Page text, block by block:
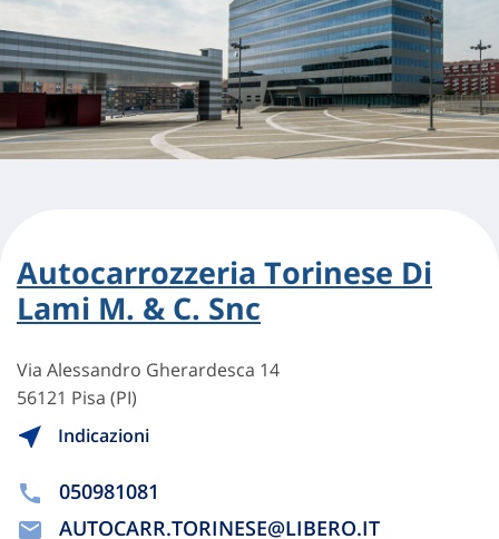
Autocarrozzeria Torinese Di
Lami M. & C. Snc
Via Alessandro Gherardesca 14
56121 Pisa (PI)
Indicazioni
050981081
AUTOCARR.TORINESE@LIBERO.IT